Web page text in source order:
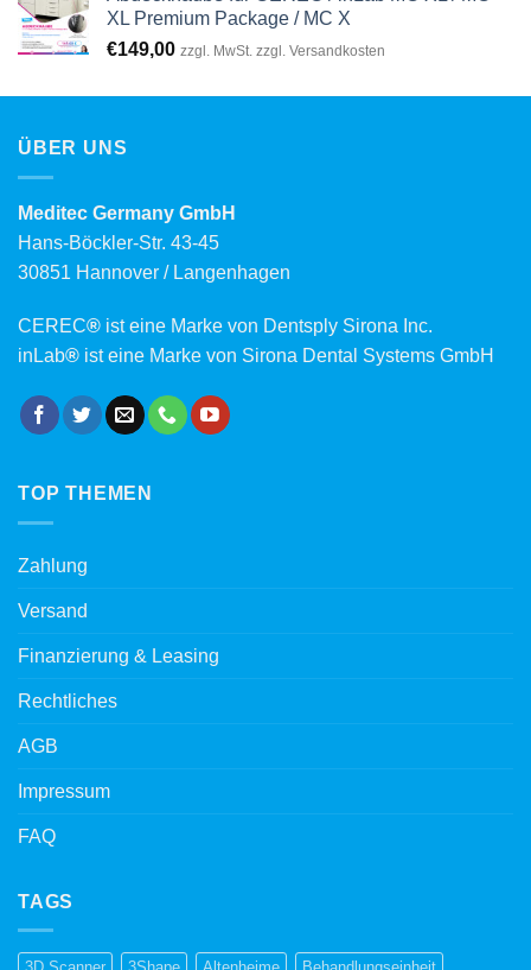
XL Premium Package / MC X
€149,00 zzgl. MwSt. zzgl. Versandkosten
ÜBER UNS
Meditec Germany GmbH
Hans-Böckler-Str. 43-45
30851 Hannover / Langenhagen
CEREC® ist eine Marke von Dentsply Sirona Inc.
inLab® ist eine Marke von Sirona Dental Systems GmbH
TOP THEMEN
Zahlung
Versand
Finanzierung & Leasing
Rechtliches
AGB
Impressum
FAQ
TAGS